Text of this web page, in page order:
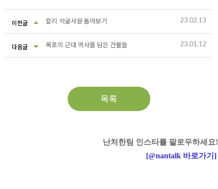
이전글 칼리 석굴사원 돌아보기 23.02.13
다음글 목포의 근대 역사를 담은 건물들 23.01.12
목록
난처한팀 인스타를 팔로우하세요!
[@nantalk 바로가기 ]